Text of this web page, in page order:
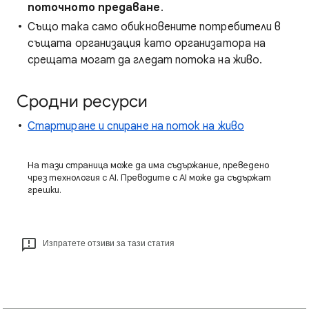
поточното предаване.
Също така само обикновените потребители в
същата организация като организатора на
срещата могат да гледат потока на живо.
Сродни ресурси
Стартиране и спиране на поток на живо
На тази страница може да има съдържание, преведено
чрез технология с AI. Преводите с AI може да съдържат
грешки.
Изпратете отзиви за тази статия